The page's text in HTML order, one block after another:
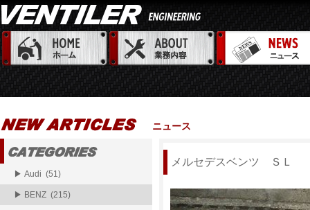
ニュース
メルセデスベンツ ＳＬ
▶ Audi (51)
▶ BENZ (215)